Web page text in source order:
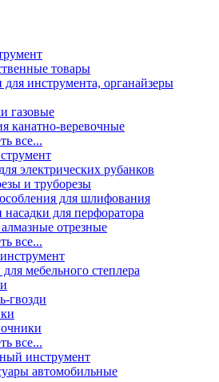
товары
инструмента, органайзеры
газовые
канатно-веревочные
все...
электрических рубанков
и труборезы
для шлифования
для перфоратора
отрезные
все...
для мебельного степлера
гвозди
все...
инструмент
автомобильные